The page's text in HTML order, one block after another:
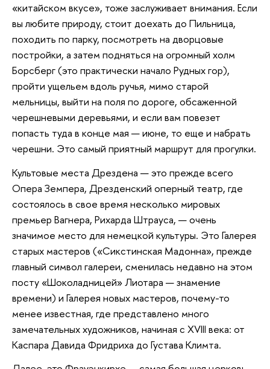
«китайском вкусе», тоже заслуживает внимания. Если
вы любите природу, стоит доехать до Пильница,
походить по парку, посмотреть на дворцовые
постройки, а затем подняться на огромный холм
Борсберг (это практически начало Рудных гор),
пройти ущельем вдоль ручья, мимо старой
мельницы, выйти на поля по дороге, обсаженной
черешневыми деревьями, и если вам повезет
попасть туда в конце мая — июне, то еще и набрать
черешни. Это самый приятный маршрут для прогулки.
Культовые места Дрездена — это прежде всего
Опера Земпера, Дрезденский оперный театр, где
состоялось в свое время несколько мировых
премьер Вагнера, Рихарда Штрауса, — очень
значимое место для немецкой культуры. Это Галерея
старых мастеров («Сикстинская Мадонна», прежде
главный символ галереи, сменилась недавно на этом
посту «Шоколадницей» Лиотара — знамение
времени) и Галерея новых мастеров, почему-то
менее известная, где представлено много
замечательных художников, начиная с XVIII века: от
Каспара Давида Фридриха до Густава Климта.